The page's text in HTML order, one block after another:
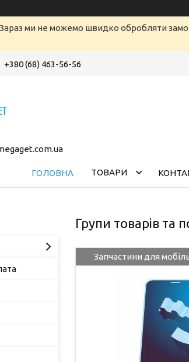
Зараз ми не можемо швидко обробляти
+380 (68) 463-56-56
ГОЛОВНА ТОВАРИ
Групи товарів та
Запчастини для